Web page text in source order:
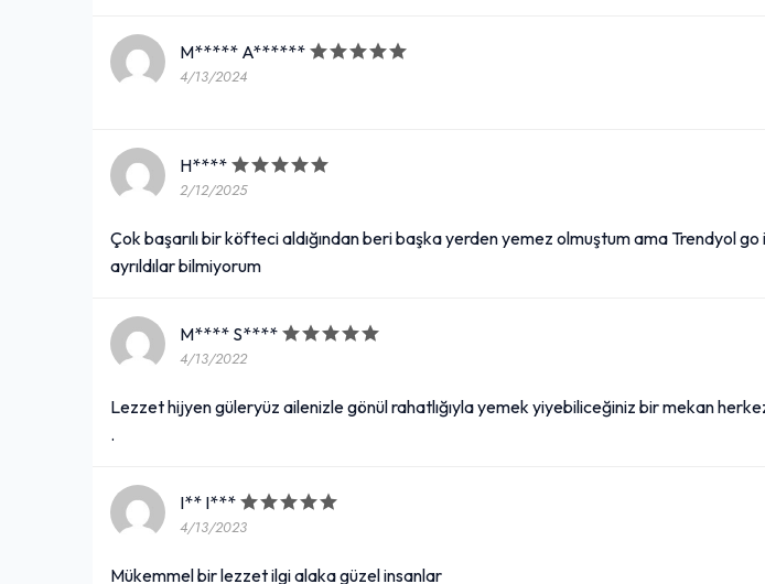
M***** A******
4/13/2024
H****
2/12/2025
Çok başarılı bir köfteci aldığından beri başka yerden yemez olmuştum ama Trendyol go
ayrıldılar bilmiyorum
M**** S****
4/13/2022
Lezzet hijyen güleryüz ailenizle gönül rahatlığıyla yemek yiyebiliceğiniz bir mekan
.
I** I***
4/13/2023
Mükemmel bir lezzet ilgi alaka güzel insanlar